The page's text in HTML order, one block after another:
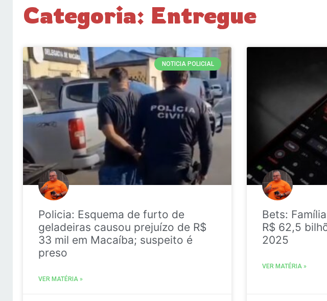
Categoria: Entregue
NOTICIA POLICIAL
Policia: Esquema de furto de
geladeiras causou prejuízo de R$
33 mil em Macaíba; suspeito é
preso
VER MATÉRIA »
Bets:
R$ 62,5
2025
VER MATÉRIA »